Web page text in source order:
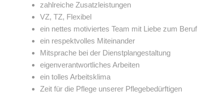
zahlreiche Zusatzleistungen
VZ, TZ, Flexibel
ein nettes motiviertes Team mit Liebe zum Beruf
ein respektvolles Miteinander
Mitsprache bei der Dienstplangestaltung
eigenverantwortliches Arbeiten
ein tolles Arbeitsklima
Zeit für die Pflege unserer Pflegebedürftigen